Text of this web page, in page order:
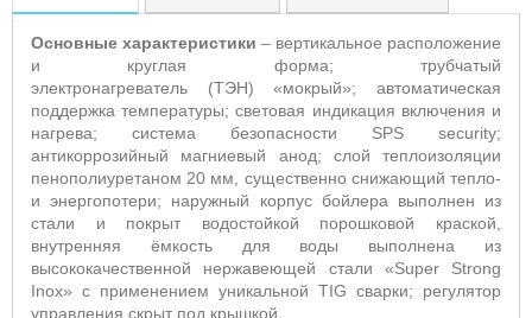
Основные характеристики – вертикальное расположение
и круглая форма; трубчатый
электронагреватель (ТЭН) «мокрый»; автоматическая
поддержка температуры; световая индикация включения и
нагрева; система безопасности SPS security;
антикоррозийный магниевый анод; слой теплоизоляции
пенополиуретаном 20 мм, существенно снижающий тепло-
и энергопотери; наружный корпус бойлера выполнен из
стали и покрыт водостойкой порошковой краской,
внутренняя ёмкость для воды выполнена из
высококачественной нержавеющей стали «Super Strong
Inox» с применением уникальной TIG сварки; регулятор
управления скрыт под крышкой.